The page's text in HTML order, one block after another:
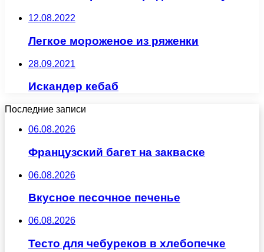
12.08.2022
Легкое мороженое из ряженки
28.09.2021
Искандер кебаб
Последние записи
06.08.2026
Французский багет на закваске
06.08.2026
Вкусное песочное печенье
06.08.2026
Тесто для чебуреков в хлебопечке